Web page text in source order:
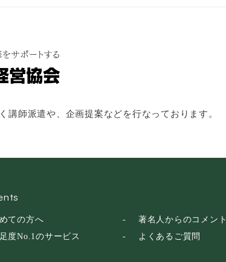
講師派遣や、企画提案などを行なっております。
ての方へ
度No.1のサービス
著名人からのコメント
よくあるご質問